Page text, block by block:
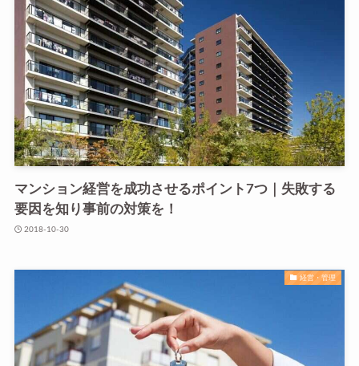
マンション経営を成功させるポイント7つ｜失敗する
要因を知り事前の対策を！
2018-10-30
経営・管理